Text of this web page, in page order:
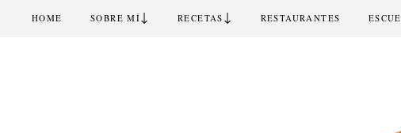
HOME SOBRE MÍ↓ RECETAS ↓ RESTAURANTES